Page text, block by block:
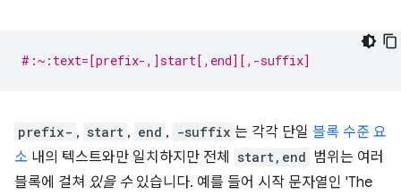
#:~:text=[prefix-,]start[,end][,-suffix]
prefix- , start , end , -suffix 는 각각 단일 블록 수준 요
소 내의 텍스트와만 일치하지만 전체 start,end 범위는 여러
블록에 걸쳐 있을 수 있습니다. 예를 들어 시작 문자열인 'The